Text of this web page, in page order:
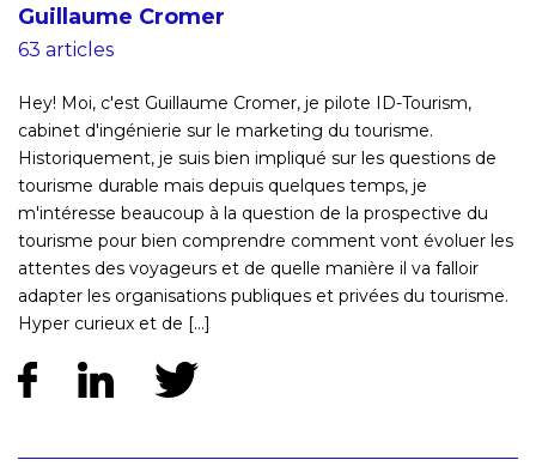
Guillaume Cromer
63 articles
Hey! Moi, c'est Guillaume Cromer, je pilote ID-Tourism,
cabinet d'ingénierie sur le marketing du tourisme.
Historiquement, je suis bien impliqué sur les questions de
tourisme durable mais depuis quelques temps, je
m'intéresse beaucoup à la question de la prospective du
tourisme pour bien comprendre comment vont évoluer les
attentes des voyageurs et de quelle manière il va falloir
adapter les organisations publiques et privées du tourisme.
Hyper curieux et de [...]